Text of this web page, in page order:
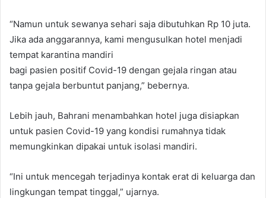
“Namun untuk sewanya sehari saja dibutuhkan Rp 10 juta.
Jika ada anggarannya, kami mengusulkan hotel menjadi
tempat karantina mandiri
bagi pasien positif Covid-19 dengan gejala ringan atau
tanpa gejala berbuntut panjang,” bebernya.
Lebih jauh, Bahrani menambahkan hotel juga disiapkan
untuk pasien Covid-19 yang kondisi rumahnya tidak
memungkinkan dipakai untuk isolasi mandiri.
“Ini untuk mencegah terjadinya kontak erat di keluarga dan
lingkungan tempat tinggal,” ujarnya.